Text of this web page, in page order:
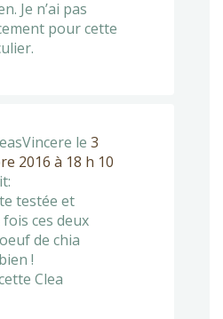
Je n’ai pas
pour cette
le 3
2016 à 18 h 10
testée et
ces deux
de chia
!
Clea